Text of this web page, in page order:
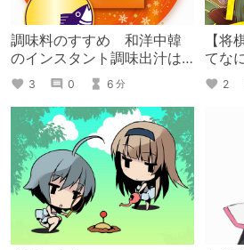
調味料のすすめ 和洋中韓
のインスタント調味出汁は
持っていると良い
3 0 6 分
【将
てな
2